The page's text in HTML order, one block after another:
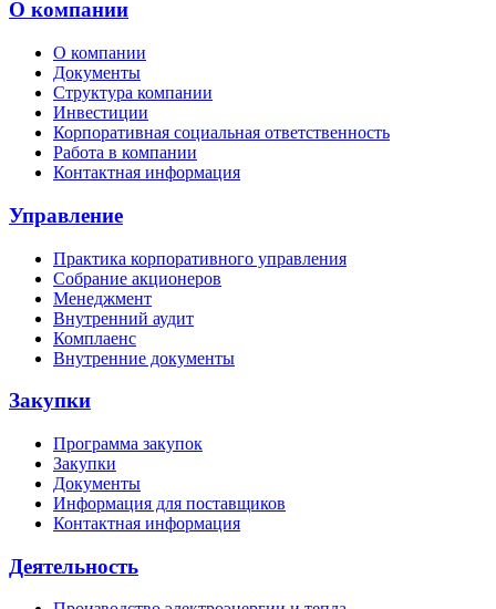
О компании
О компании
Документы
Структура компании
Инвестиции
Корпоративная социальная ответственность
Работа в компании
Контактная информация
Управление
Практика корпоративного управления
Собрание акционеров
Менеджмент
Внутренний аудит
Комплаенс
Внутренние документы
Закупки
Программа закупок
Закупки
Документы
Информация для поставщиков
Контактная информация
Деятельность